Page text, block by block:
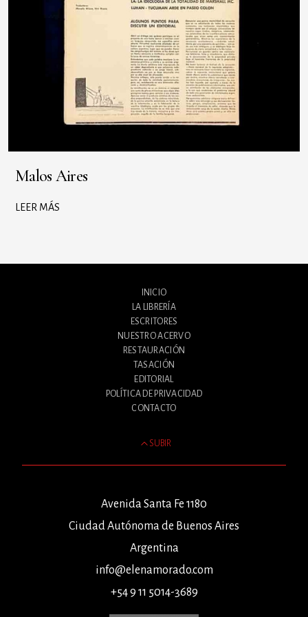
Malos Aires
LEER MÁS
INICIO
LA LIBRERÍA
ESCRITORES
NUESTRO ACERVO
RESTAURACIÓN
TASACIÓN
EDITORIAL
POLÍTICA DE PRIVACIDAD
CONTACTO
SUBIR
Avenida Santa Fe 1180
Ciudad Autónoma de Buenos Aires
Argentina
info@elenamorado.com
+54 9 11 5014-3689